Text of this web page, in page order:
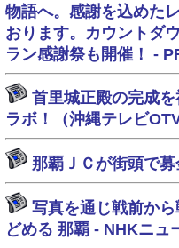
物語へ。感謝を込めた
おります。カウントダ
ラン感謝祭も開催！ -
首里城正殿の完成
ラボ！（沖縄テレビ
那覇ＪＣが街頭で
写真を通じ戦前か
どめる 那覇 - NHKニュ